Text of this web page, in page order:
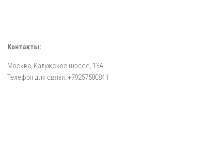
Контакты:
Москва, Калужское шоссе, 13А
Телефон для связи: +79257580841